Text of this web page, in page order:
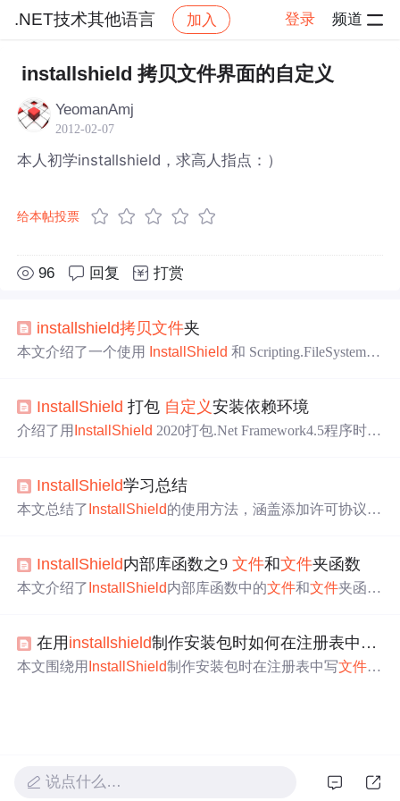
.NET技术其他语言 加入 登录 频道
社区 .NET技术其他语言 帖子详情
installshield 拷贝文件界面的自定义
YeomanAmj
2012-02-07
本人初学installshield，求高人指点：）
给本帖投票
96 回复 打赏
installshield拷贝文件夹
本文介绍了一个使用 InstallShield 和 Scripting.FileSystemO
果存在则进行复制操作，并显示相应的消息。
InstallShield 打包 自定义安装依赖环境
介绍了用 InstallShield 2020打包.Net Framework4.5程序时，
配置依赖项的步骤，如新建prd
依赖项到对应目录等，重启软件即可看到自定义依赖。
InstallShield学习总结
本文总结了 InstallShield的使用方法，涵盖添加许可协议文
码，如在OnBegin()函数中判断JDK安装情况，在OnFirstUI
After()函数中实现文件拷贝、读写注册表等操作。
InstallShield内部库函数之9文件和文件夹函数
本文介绍了 InstallShield内部库函数中的文件和文件夹函
拷贝文件，XCopyFile能 拷贝文件和子目录，还提及了在Wi
ndows不同版本下的使用注意事项。
在用 installshield制作安装包时如何在注册表中写
本文围绕用 InstallShield制作安装包时在注册表中写文件关
说点什么…